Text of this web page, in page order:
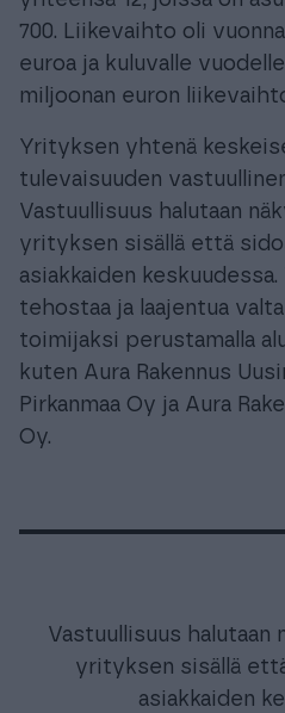
700. Liikevaihto oli
euroa ja kuluvalle
miljoonan euron
Yrityksen yhtenä
tulevaisuuden
Vastuullisuus halutaan
yrityksen sisällä että
asiakkaiden
tehostaa ja laajentua
toimijaksi perustamalla
kuten Aura Rakennus
Pirkanmaa Oy ja Aura
Oy.
Vastuullisuus halutaan
yrityksen sisällä
asiakkaiden